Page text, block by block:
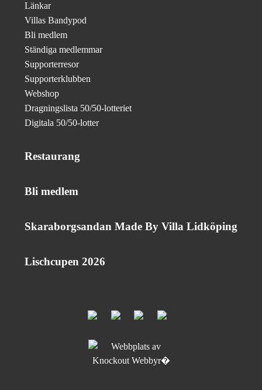
Länkar
Villas Bandypod
Bli medlem
Ständiga medlemmar
Supporterresor
Supporterklubben
Webshop
Dragningslista 50/50-lotteriet
Digitala 50/50-lotter
Restaurang
Bli medlem
Skaraborgsandan Made By Villa Lidköping
Lischcupen 2026